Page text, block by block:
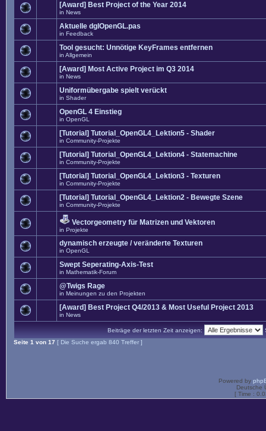
[Award] Best Project of the Year 2014
in News
Aktuelle dglOpenGL.pas
in Feedback
Tool gesucht: Unnötige KeyFrames entfernen
in Allgemein
[Award] Most Active Project im Q3 2014
in News
Uniformübergabe spielt verückt
in Shader
OpenGL 4 Einstieg
in OpenGL
[Tutorial] Tutorial_OpenGL4_Lektion5 - Shader
in Community-Projekte
[Tutorial] Tutorial_OpenGL4_Lektion4 - Statemachine
in Community-Projekte
[Tutorial] Tutorial_OpenGL4_Lektion3 - Texturen
in Community-Projekte
[Tutorial] Tutorial_OpenGL4_Lektion2 - Bewegte Szene
in Community-Projekte
Vectorgeometry für Matrizen und Vektoren
in Projekte
dynamisch erzeugte / veränderte Texturen
in OpenGL
Swept Seperating-Axis-Test
in Mathematik-Forum
@Twigs Rage
in Meinungen zu den Projekten
[Award] Best Project Q4/2013 & Most Useful Project 2013
in News
Beiträge der letzten Zeit anzeigen:
Seite 1 von 17 [ Die Suche ergab 840 Treffer ]
Powered by
Deutsche
[ Time :